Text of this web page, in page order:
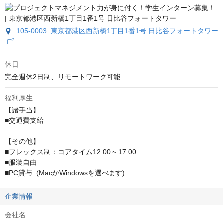
105-0003 東京都港区西新橋1丁目1番1号 日比谷フォートタワー
休日
完全週休2日制、リモートワーク可能
福利厚生
【諸手当】
■交通費支給
【その他】
■フレックス制：コアタイム12:00 ~ 17:00
■服装自由
■PC貸与  (MacかWindowsを選べます)
企業情報
会社名